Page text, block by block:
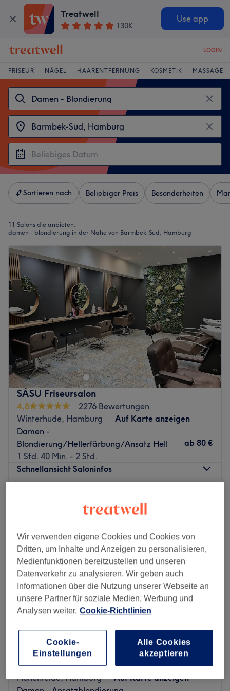
Treatwell
130K
Use app
LOGIN
FRISEUR NÄGEL HAARENTFERNUNG KOSMETIK MASSAGE
Sortieren nach Beliebiger Preis Besonderheiten
11 Salons die anbieten:
damen - blondierung in der Nähe von Barmbek-Süd, Hamburg
SÀSU Friseursalon
4,8
2276 Bewertungen
Winterhude, Hamburg
Auf Karte anzeigen
Damen -
Blondierung/Hellerfärbung/Ansatz Hell
1 Std. 40 Min. - 2 Std.
ab 80 €
Schnellansicht Saloninfos
Donnerstag
09:00– 19:00
Freitag
09:00–19:00
Samstag
10:00–18:00
Sonntag
Geschlossen
Du bist gelangweilt von deinem Haar und wünschst dir
eine Typveränderung? Dann ist SÀSU Friseursalon in
Hier wird dein Haar mit viel Liebe und Können ganz nach
deinen Wünschen frisiert.
Nächste öffentliche Verkehrsmittel:
erreicht.
Hairreinspaziert
4,9
3874 Bewertungen
Hohenfelde, Hamburg
Auf Karte anzeigen
Wir verwenden eigene Cookies und Cookies von
Dritten, um Inhalte und Anzeigen zu personalisieren,
Medienfunktionen bereitzustellen und unseren
Datenverkehr zu analysieren. Wir geben auch
Informationen über die Nutzung unserer Webseite an
unsere Partner für soziale Medien, Werbung und
Analysen weiter. Cookie-Richtlinien
Cookie-
Einstellungen
Alle Cookies
akzeptieren